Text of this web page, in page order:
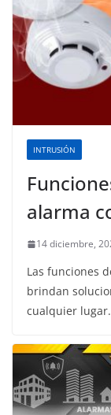
INTRUSIÓN
alarma
14 diciembre,
Las funciones
brindan
cualquier